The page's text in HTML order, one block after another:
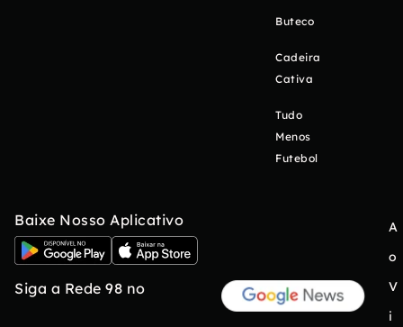
Buteco
Cadeira
Cativa
Tudo
Menos
Futebol
Baixe Nosso Aplicativo
Siga a Rede 98 no
A
o
V
i